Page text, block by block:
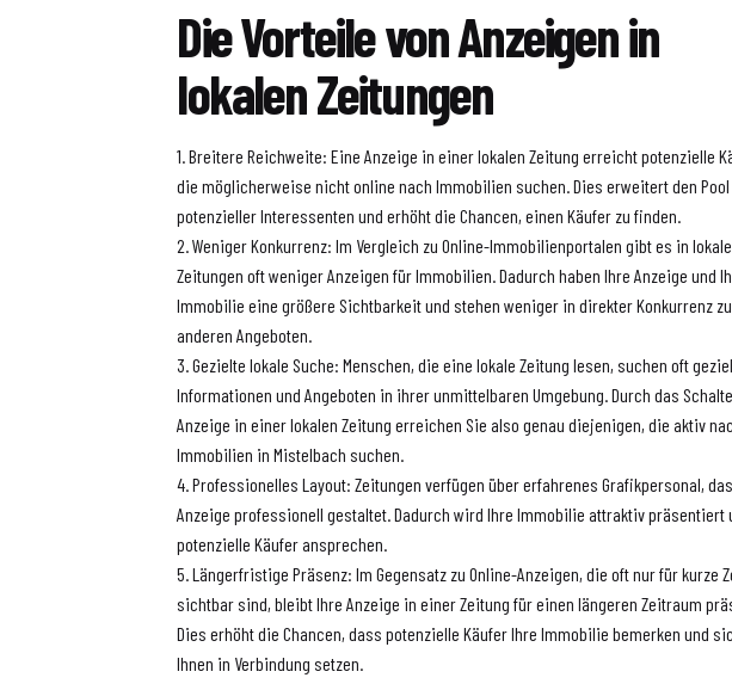
Die Vorteile von Anzeigen in
lokalen Zeitungen
1. Breitere Reichweite: Eine Anzeige in einer lokalen Zeitung erreicht potenzielle
die möglicherweise nicht online nach Immobilien suchen. Dies erweitert den Pool
potenzieller Interessenten und erhöht die Chancen, einen Käufer zu finden.
2. Weniger Konkurrenz: Im Vergleich zu Online-Immobilienportalen gibt es in
Zeitungen oft weniger Anzeigen für Immobilien. Dadurch haben Ihre Anzeige und
Immobilie eine größere Sichtbarkeit und stehen weniger in direkter Konkurrenz zu
anderen Angeboten.
3. Gezielte lokale Suche: Menschen, die eine lokale Zeitung lesen, suchen oft
Informationen und Angeboten in ihrer unmittelbaren Umgebung. Durch das
Anzeige in einer lokalen Zeitung erreichen Sie also genau diejenigen, die aktiv
Immobilien in Mistelbach suchen.
4. Professionelles Layout: Zeitungen verfügen über erfahrenes Grafikpersonal,
Anzeige professionell gestaltet. Dadurch wird Ihre Immobilie attraktiv präsentiert
potenzielle Käufer ansprechen.
5. Längerfristige Präsenz: Im Gegensatz zu Online-Anzeigen, die oft nur für kurze
sichtbar sind, bleibt Ihre Anzeige in einer Zeitung für einen längeren Zeitraum
Dies erhöht die Chancen, dass potenzielle Käufer Ihre Immobilie bemerken und
Ihnen in Verbindung setzen.